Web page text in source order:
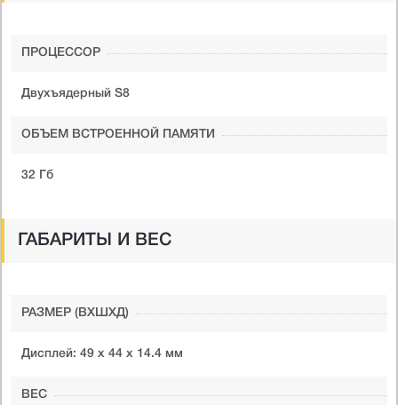
ПРОЦЕССОР
Двухъядерный S8
ОБЪЕМ ВСТРОЕННОЙ ПАМЯТИ
32 Гб
ГАБАРИТЫ И ВЕС
РАЗМЕР (ВXШXД)
Дисплей: 49 x 44 x 14.4 мм
ВЕС